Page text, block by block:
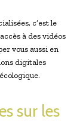
c’est le
à des vidéos
vous aussi en
digitales
sur les